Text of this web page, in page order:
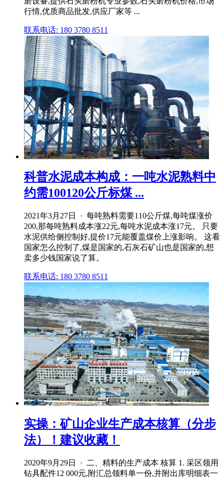
行情,优质商品批发,供应厂家等 ...
联系电话: 180 3780 8511
科普水泥成本构成：一吨水泥熟料中
约需100120公斤标煤 ...
2021年3月27日 · 每吨熟料需要110公斤煤,每吨煤涨价
200,那每吨熟料成本涨22元,每吨水泥成本涨17元。 只要
水泥供给侧控制好,提价17元能覆盖煤价上涨影响。 这看
国家怎么控制了,煤是国家的,石灰石矿山也是国家的,想
卖多少钱国家说了算。
联系电话: 180 3780 8511
实操：矿山企业生产成本核算（分步
法）！建议收藏！
2020年9月29日 · 二、精料的生产成本 核算 1. 采区领用
钻具配件12 000元,附汇总领料单一份,并附出库明细表一